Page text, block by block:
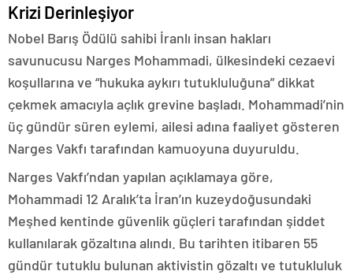
Krizi Derinleşiyor
Nobel Barış Ödülü sahibi İranlı insan hakları
savunucusu Narges Mohammadi, ülkesindeki cezaevi
koşullarına ve “hukuka aykırı tutukluluğuna” dikkat
çekmek amacıyla açlık grevine başladı. Mohammadi’nin
üç gündür süren eylemi, ailesi adına faaliyet gösteren
Narges Vakfı tarafından kamuoyuna duyuruldu.
Narges Vakfı’ndan yapılan açıklamaya göre,
Mohammadi 12 Aralık’ta İran’ın kuzeydoğusundaki
Meşhed kentinde güvenlik güçleri tarafından şiddet
kullanılarak gözaltına alındı. Bu tarihten itibaren 55
gündür tutuklu bulunan aktivistin gözaltı ve tutukluluk